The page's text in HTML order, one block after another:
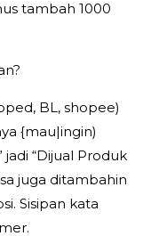
tambah 1000
BL, shopee)
{mau|ingin)
jadi “Dijual Produk
juga ditambahin
Sisipan kata